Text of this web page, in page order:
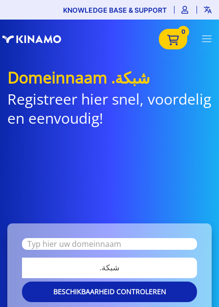
KNOWLEDGE BASE & SUPPORT
0
Domeinnaam .شبكة
Registreer hier snel, voordelig
en eenvoudig!
.شبكة
BESCHIKBAARHEID CONTROLEREN